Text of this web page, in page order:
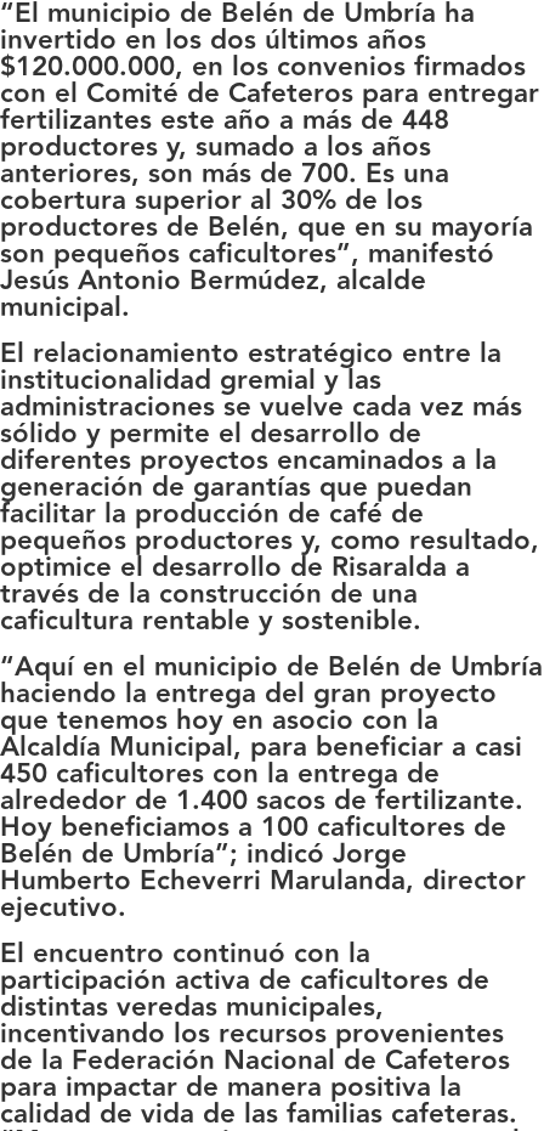
“El municipio de Belén de Umbría ha
invertido en los dos últimos años
$120.000.000, en los convenios firmados
con el Comité de Cafeteros para entregar
fertilizantes este año a más de 448
productores y, sumado a los años
anteriores, son más de 700. Es una
cobertura superior al 30% de los
productores de Belén, que en su mayoría
son pequeños caficultores”, manifestó
Jesús Antonio Bermúdez, alcalde
municipal.
El relacionamiento estratégico entre la
institucionalidad gremial y las
administraciones se vuelve cada vez más
sólido y permite el desarrollo de
diferentes proyectos encaminados a la
generación de garantías que puedan
facilitar la producción de café de
pequeños productores y, como resultado,
optimice el desarrollo de Risaralda a
través de la construcción de una
caficultura rentable y sostenible.
“Aquí en el municipio de Belén de Umbría
haciendo la entrega del gran proyecto
que tenemos hoy en asocio con la
Alcaldía Municipal, para beneficiar a casi
450 caficultores con la entrega de
alrededor de 1.400 sacos de fertilizante.
Hoy beneficiamos a 100 caficultores de
Belén de Umbría”; indicó Jorge
Humberto Echeverri Marulanda, director
ejecutivo.
El encuentro continuó con la
participación activa de caficultores de
distintas veredas municipales,
incentivando los recursos provenientes
de la Federación Nacional de Cafeteros
para impactar de manera positiva la
calidad de vida de las familias cafeteras.